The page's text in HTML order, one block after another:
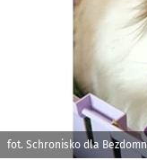
fot. Schronisko dla